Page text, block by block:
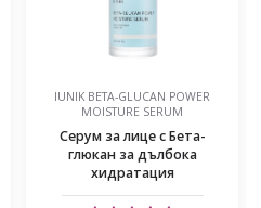
JUMISO NIACINAMIDE 20 SERUM
40ML
Серум с 20% ниацинамид,
транексамова киселина,
глутатион и аргини...